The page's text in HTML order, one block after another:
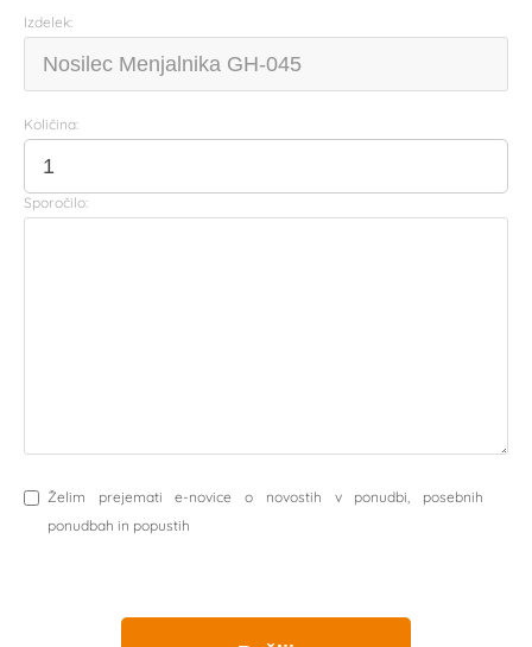
Izdelek:
Količina:
Sporočilo:
Želim prejemati e-novice o novostih v ponudbi, posebnih
ponudbah in popustih